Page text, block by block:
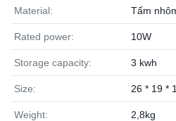
Material: Tấm
Rated power: 10W
Storage capacity: 3 kwh
Size: 26 * 19 *
Weight: 2,8kg